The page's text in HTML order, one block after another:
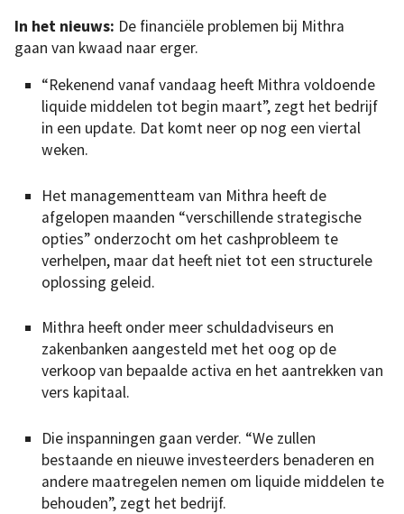
In het nieuws: De financiële problemen bij Mithra
gaan van kwaad naar erger.
“Rekenend vanaf vandaag heeft Mithra voldoende
liquide middelen tot begin maart”, zegt het bedrijf
in een update. Dat komt neer op nog een viertal
weken.
Het managementteam van Mithra heeft de
afgelopen maanden “verschillende strategische
opties” onderzocht om het cashprobleem te
verhelpen, maar dat heeft niet tot een structurele
oplossing geleid.
Mithra heeft onder meer schuldadviseurs en
zakenbanken aangesteld met het oog op de
verkoop van bepaalde activa en het aantrekken van
vers kapitaal.
Die inspanningen gaan verder. “We zullen
bestaande en nieuwe investeerders benaderen en
andere maatregelen nemen om liquide middelen te
behouden”, zegt het bedrijf.